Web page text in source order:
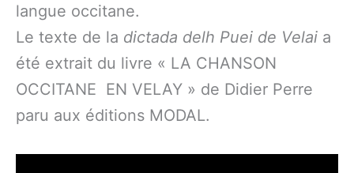
langue occitane.
Le texte de la dictada delh Puei de Velai a
été extrait du livre « LA CHANSON
OCCITANE EN VELAY » de Didier Perre
paru aux éditions MODAL.